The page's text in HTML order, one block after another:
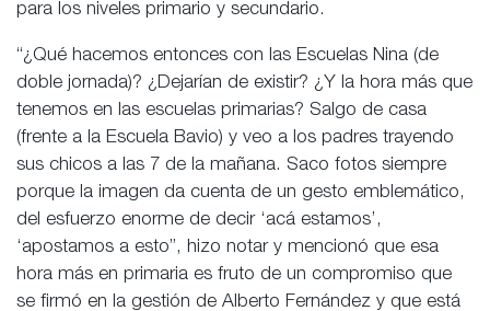
para los niveles primario y secundario.
“¿Qué hacemos entonces con las Escuelas Nina (de
doble jornada)? ¿Dejarían de existir? ¿Y la hora más que
tenemos en las escuelas primarias? Salgo de casa
(frente a la Escuela Bavio) y veo a los padres trayendo
sus chicos a las 7 de la mañana. Saco fotos siempre
porque la imagen da cuenta de un gesto emblemático,
del esfuerzo enorme de decir ‘acá estamos’,
‘apostamos a esto”, hizo notar y mencionó que esa
hora más en primaria es fruto de un compromiso que
se firmó en la gestión de Alberto Fernández y que está